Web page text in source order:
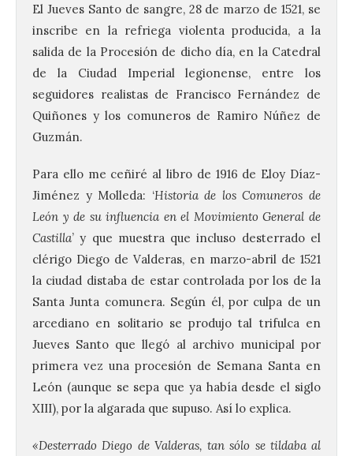
El Jueves Santo de sangre, 28 de marzo de 1521, se
inscribe en la refriega violenta producida, a la
salida de la Procesión de dicho día, en la Catedral
de la Ciudad Imperial legionense, entre los
seguidores realistas de Francisco Fernández de
Quiñones y los comuneros de Ramiro Núñez de
Guzmán.
Para ello me ceñiré al libro de 1916 de Eloy Díaz-
Jiménez y Molleda: ‘Historia de los Comuneros de
León y de su influencia en el Movimiento General de
Castilla’ y que muestra que incluso desterrado el
clérigo Diego de Valderas, en marzo-abril de 1521
la ciudad distaba de estar controlada por los de la
Santa Junta comunera. Según él, por culpa de un
arcediano en solitario se produjo tal trifulca en
Jueves Santo que llegó al archivo municipal por
primera vez una procesión de Semana Santa en
León (aunque se sepa que ya había desde el siglo
XIII), por la algarada que supuso. Así lo explica.
«Desterrado Diego de Valderas, tan sólo se tildaba al